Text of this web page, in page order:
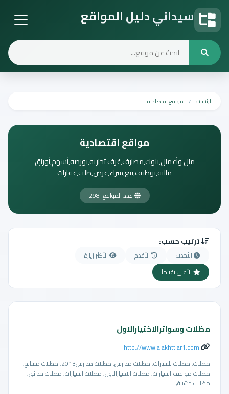
سيداني دليل المواقع
الرئيسية مواقع اقتصادية
مواقع اقتصادية
مال وأعمال,بنوك,مصارف,غرف تجاريه,بورصه,أسهم,أوراق
ماليه,توظيف,بيع,شراء,عرض,طلب,عقارات
عدد المواقع: 298
ترتيب حسب:
الأحدث الأقدم
الأكثر زيارة
الأعلى تقييماً
مظلات وسواترالاختيارالاول
http://www.alakhttiar1.com
مظلات, مظلات للسيارات, مظلات مدارس, مظلات مدارس2013, مظلات مسابح,
مظلات مواقف السيارات, مظلات الاختيارالاول, مظلات السيارات, مظلات حدائق,
مظلات خشبية, ...